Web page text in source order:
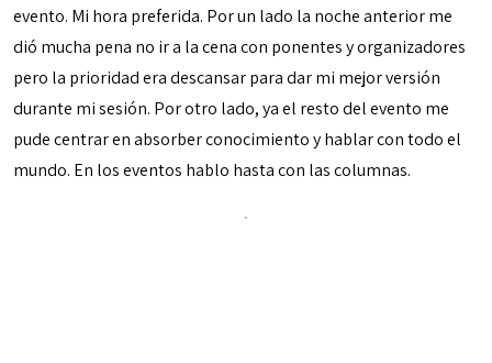
evento. Mi hora preferida. Por un lado la noche anterior me
dió mucha pena no ir a la cena con ponentes y organizadores
pero la prioridad era descansar para dar mi mejor versión
durante mi sesión. Por otro lado, ya el resto del evento me
pude centrar en absorber conocimiento y hablar con todo el
mundo. En los eventos hablo hasta con las columnas.